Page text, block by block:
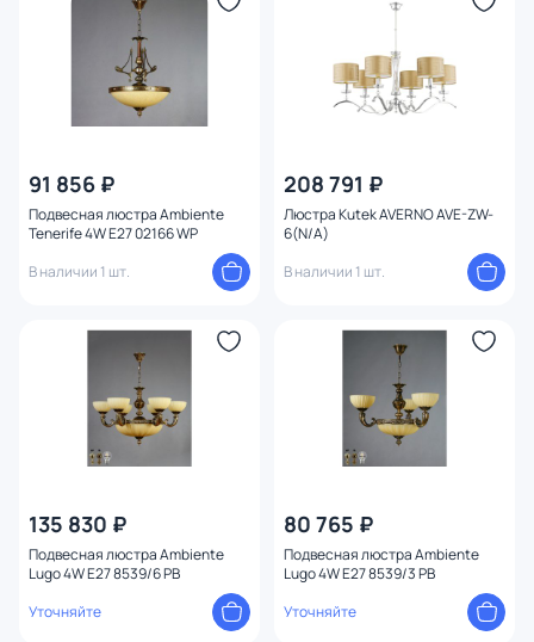
91 856 ₽
Подвесная люстра Ambiente
Tenerife 4W E27 02166 WP
В наличии 1 шт.
208 791 ₽
Люстра Kutek AVERNO AVE-ZW-
6(N/A)
В наличии 1 шт.
135 830 ₽
Подвесная люстра Ambiente
Lugo 4W E27 8539/6 PB
Уточняйте
80 765 ₽
Подвесная люстра Ambiente
Lugo 4W E27 8539/3 PB
Уточняйте
Высота (мм)
Ширина (мм)
Количество ламп
Тип помещения
Назначение
Вид рассеивателя
Форма плафона